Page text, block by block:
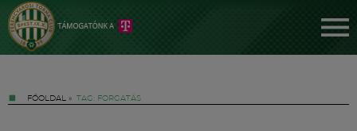
FŐOLDAL » TAG: FORGATÁS